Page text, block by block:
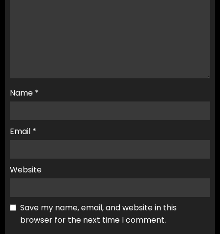
Name *
Email *
Website
Save my name, email, and website in this
browser for the next time I comment.